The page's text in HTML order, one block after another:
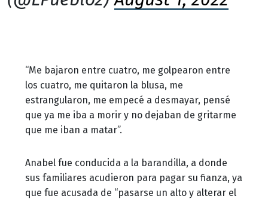
“Me bajaron entre cuatro, me golpearon entre
los cuatro, me quitaron la blusa, me
estrangularon, me empecé a desmayar, pensé
que ya me iba a morir y no dejaban de gritarme
que me iban a matar”.
Anabel fue conducida a la barandilla, a donde
sus familiares acudieron para pagar su fianza, ya
que fue acusada de “pasarse un alto y alterar el